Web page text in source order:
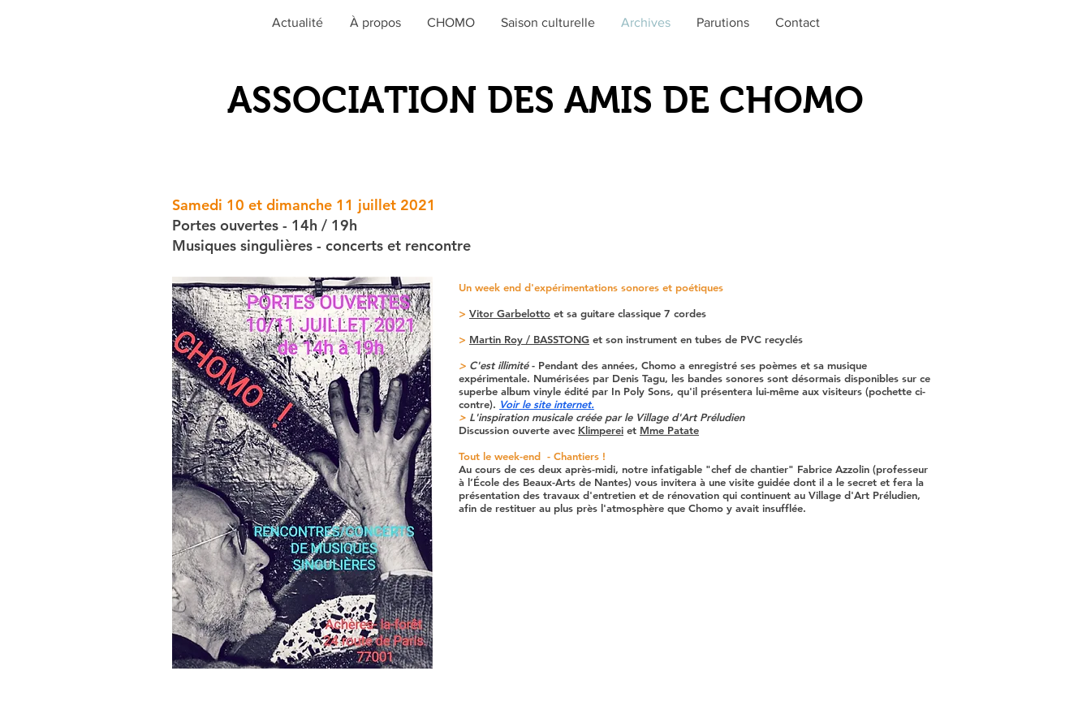
Actualité À propos CHOMO Saison culturelle Archives Parutions Contact
ASSOCIATION DES AMIS DE CHOMO
Samedi 10 et dimanche 11 juillet 2021
Portes ouvertes - 14h / 19h
Musiques singulières - concerts et rencontre
Un week end d'expérimentations sonores et poétiques
> Vitor Garbelotto et sa guitare classique 7 cordes
> Martin Roy / BASSTONG et son instrument en tubes de PVC recyclés
> C'est illimité- Pendant des années, Chomo a enregistré ses poèmes et sa musique
expérimentale. Numérisées par Denis Tagu, les bandes sonores sont désormais disponibles sur ce
superbe album vinyle édité par In Poly Sons, qu'il présentera lui-même aux visiteurs (pochette ci-
contre). Voir le site internet.
> L'inspiration musicale créée par le Village d'Art Préludien
Discussion ouverte avec Klimperei et Mme Patate
Tout le week-end - Chantiers !
Au cours de ces deux après-midi, notre infatigable "chef de chantier" Fabrice Azzolin (professeur
à l’École des Beaux-Arts de Nantes) vous invitera à une visite guidée dont il a le secret et fera la
présentation des travaux d'entretien et de rénovation qui continuent au Village d'Art Préludien,
afin de restituer au plus près l'atmosphère que Chomo y avait insufflée.